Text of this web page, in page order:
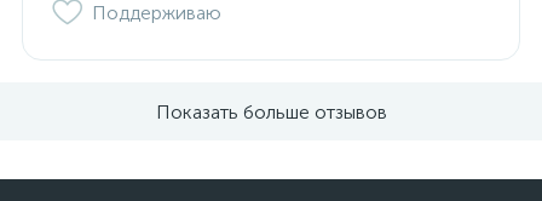
Поддерживаю
Показать больше отзывов